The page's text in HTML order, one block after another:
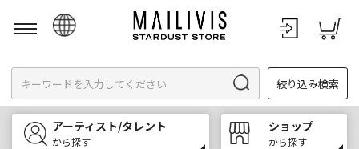
English
한국어
中文
絞り込み検索
アーティスト/タレント
から探す
ショップ
から探す